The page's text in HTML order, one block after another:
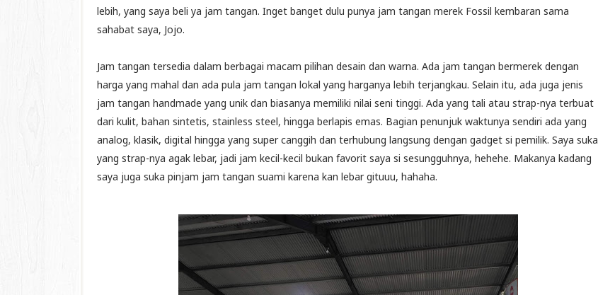
lebih, yang saya beli ya jam tangan. Inget banget dulu punya jam tangan merek Fossil kembaran sama
sahabat saya, Jojo.
Jam tangan tersedia dalam berbagai macam pilihan desain dan warna. Ada jam tangan bermerek dengan
harga yang mahal dan ada pula jam tangan lokal yang harganya lebih terjangkau. Selain itu, ada juga jenis
jam tangan handmade yang unik dan biasanya memiliki nilai seni tinggi. Ada yang tali atau strap-nya terbuat
dari kulit, bahan sintetis, stainless steel, hingga berlapis emas. Bagian penunjuk waktunya sendiri ada yang
analog, klasik, digital hingga yang super canggih dan terhubung langsung dengan gadget si pemilik. Saya suka
yang strap-nya agak lebar, jadi jam kecil-kecil bukan favorit saya si sesungguhnya, hehehe. Makanya kadang
saya juga suka pinjam jam tangan suami karena kan lebar gituuu, hahaha.